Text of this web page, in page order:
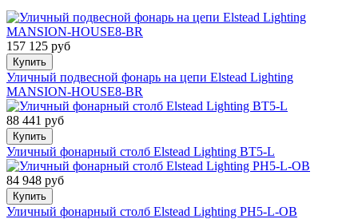
157 125 руб
Купить
Уличный подвесной фонарь на цепи Elstead Lighting
MANSION-HOUSE8-BR
88 441 руб
Купить
Уличный фонарный столб Elstead Lighting BT5-L
84 948 руб
Купить
Уличный фонарный столб Elstead Lighting PH5-L-OB